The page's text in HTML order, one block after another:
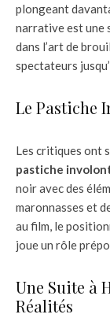
plongeant
narrative est une
dans l’art de
spectateurs
Le Pastiche
Les critiques ont
pastiche
noir avec des
maronnasses et
au film, le
joue un rôle
Une Suite à
Réalités